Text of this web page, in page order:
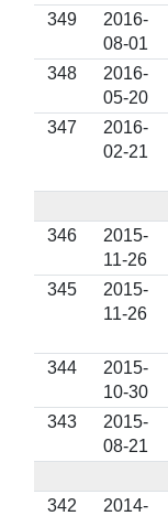
349
2016-
08-01
348
2016-
05-20
347
2016-
02-21
346
2015-
11-26
345
2015-
11-26
344
2015-
10-30
343
2015-
08-21
342
2014-